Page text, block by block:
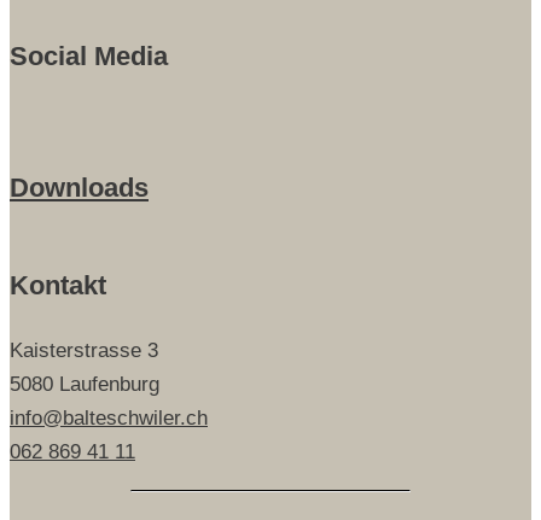
Social Media
Downloads
Kontakt
Kaisterstrasse 3
5080 Laufenburg
info@balteschwiler.ch
062 869 41 11